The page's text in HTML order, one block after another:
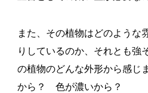
また、その植物はどのよう
りしているのか、それとも強
の植物のどんな外形から感
から？ 色が濃いから？